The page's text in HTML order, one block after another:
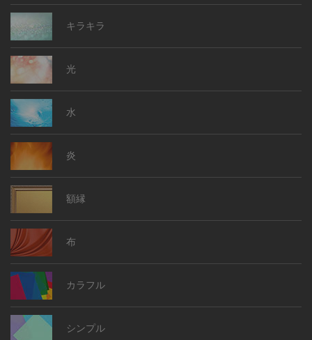
キラキラ
光
水
炎
額縁
布
カラフル
シンプル